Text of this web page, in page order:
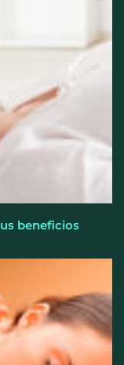
de objetivo: la
clásica
beneficios